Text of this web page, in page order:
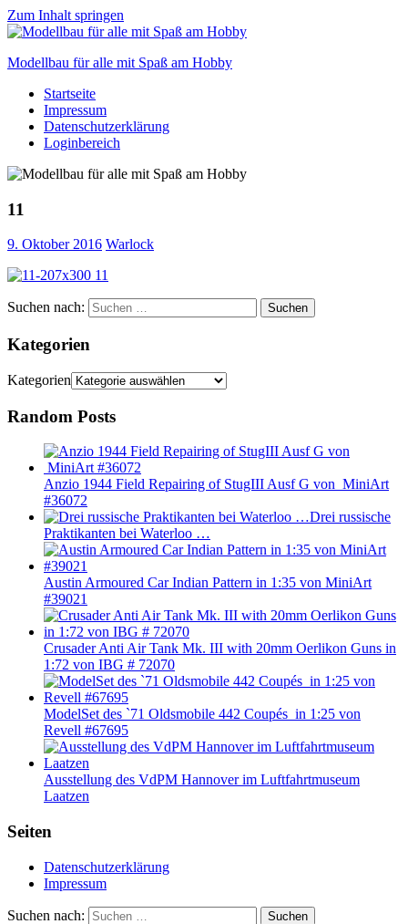
Zum Inhalt springen
Modellbau für alle mit Spaß am Hobby
Scale
modelling
to
Startseite
Impressum
Datenschutzerklärung
Loginbereich
11
9. Oktober 2016 Warlock
Suchen nach: Suchen
Kategorien
Kategorien
Random Posts
Anzio 1944 Field Repairing of StugIII Ausf G von MiniArt
#36072
Drei russische
Praktikanten bei Waterloo …
Austin Armoured Car Indian Pattern in 1:35 von MiniArt
#39021
Crusader Anti Air Tank Mk. III with 20mm Oerlikon Guns in
1:72 von IBG # 72070
ModelSet des `71 Oldsmobile 442 Coupés in 1:25 von
Revell #67695
Ausstellung des VdPM Hannover im Luftfahrtmuseum
Laatzen
Seiten
Datenschutzerklärung
Impressum
Suchen nach: Suchen